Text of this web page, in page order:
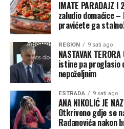
IMATE PARADAJZ
zaludio domaćice
pravićete ga
REGION 9 sati ago
NASTAVAK
istine pa proglasio
nepoželjnim
ESTRADA 9 sati ago
ANA NIKOLIĆ JE
Otkriveno gdje se
Radanovića